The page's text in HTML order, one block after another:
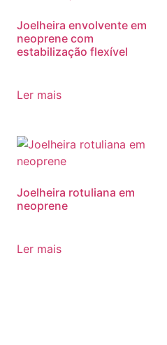
Joelheira envolvente em
neoprene com
estabilização flexível
Ler mais
Joelheira rotuliana em
neoprene
Ler mais